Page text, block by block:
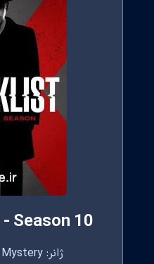
Season 10
ژانر: Crime, Drama, Mystery